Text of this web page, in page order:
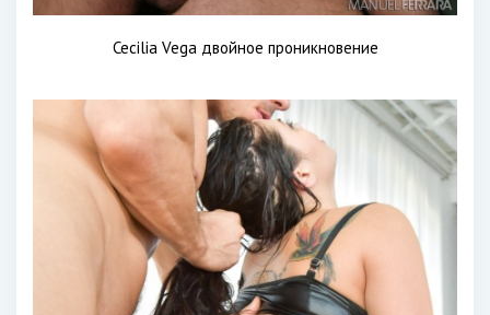
Cecilia Vega двойное проникновение